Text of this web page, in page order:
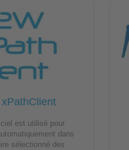
est utilisé pour
dans
sélectionné des